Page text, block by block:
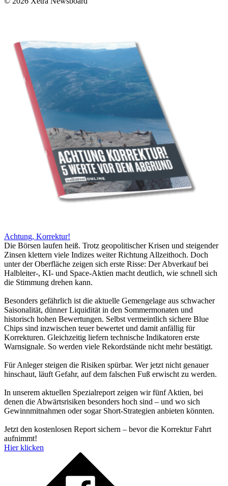
Achtung, Korrektur!
Die Börsen laufen heiß. Trotz geopolitischer Krisen und steigender
Zinsen klettern viele Indizes weiter Richtung Allzeithoch. Doch
unter der Oberfläche zeigen sich erste Risse: Der Abverkauf bei
Halbleiter-, KI- und Space-Aktien macht deutlich, wie schnell sich
die Stimmung drehen kann.
Besonders gefährlich ist die aktuelle Gemengelage aus schwacher
Saisonalität, dünner Liquidität in den Sommermonaten und
historisch hohen Bewertungen. Selbst vermeintlich sichere Blue
Chips sind inzwischen teuer bewertet und damit anfällig für
Korrekturen. Gleichzeitig liefern technische Indikatoren erste
Warnsignale. So werden viele Rekordstände nicht mehr bestätigt.
Für Anleger steigen die Risiken spürbar. Wer jetzt nicht genauer
hinschaut, läuft Gefahr, auf dem falschen Fuß erwischt zu werden.
In unserem aktuellen Spezialreport zeigen wir fünf Aktien, bei
denen die Abwärtsrisiken besonders hoch sind – und wo sich
Gewinnmitnahmen oder sogar Short-Strategien anbieten könnten.
Jetzt den kostenlosen Report sichern – bevor die Korrektur Fahrt
aufnimmt!
Hier klicken